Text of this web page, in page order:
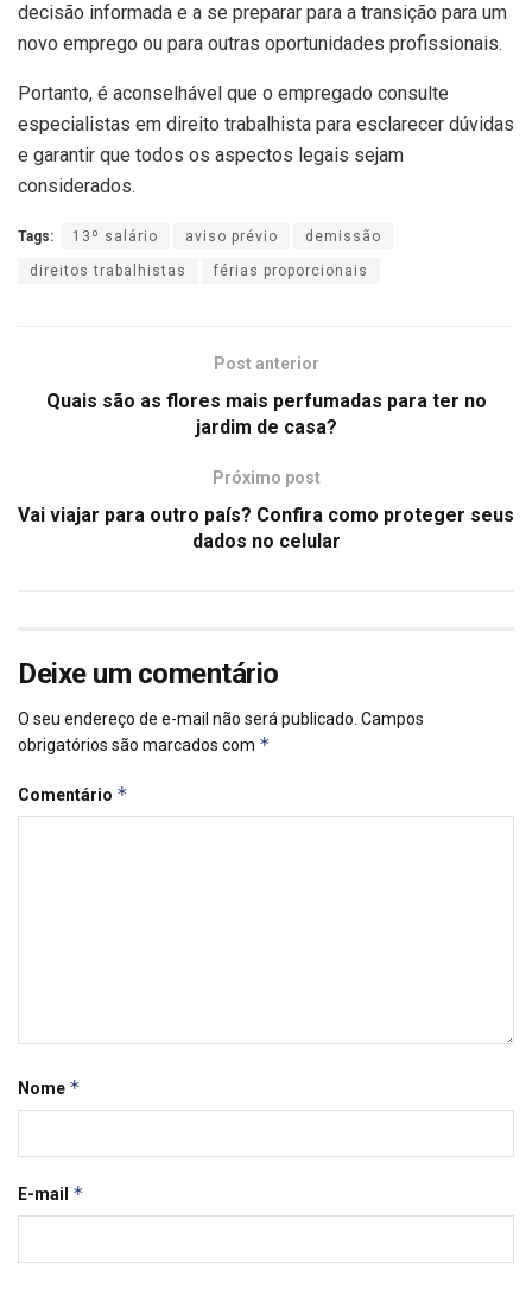
decisão informada e a se preparar para a transição para um
novo emprego ou para outras oportunidades profissionais.
Portanto, é aconselhável que o empregado consulte
especialistas em direito trabalhista para esclarecer dúvidas
e garantir que todos os aspectos legais sejam
considerados.
Tags: 13º salário aviso prévio demissão
direitos trabalhistas férias proporcionais
Post anterior
Quais são as flores mais perfumadas para ter no
jardim de casa?
Próximo post
Vai viajar para outro país? Confira como proteger seus
dados no celular
Deixe um comentário
O seu endereço de e-mail não será publicado. Campos
obrigatórios são marcados com *
Comentário *
Nome *
E-mail *